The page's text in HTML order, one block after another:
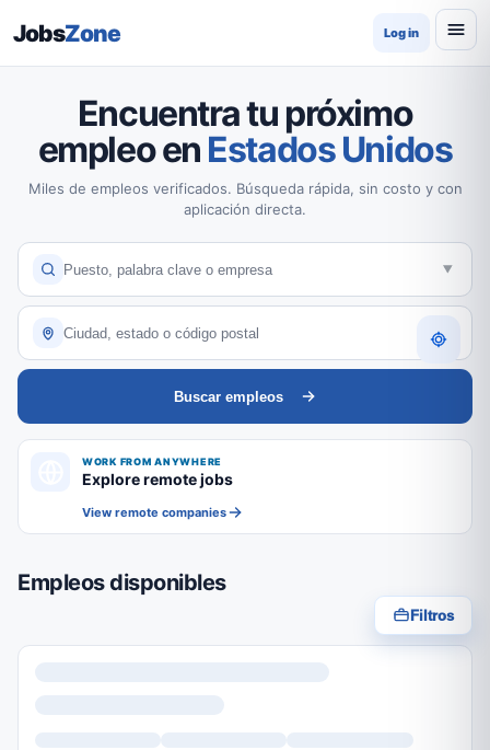
JobsZone Log in
Encuentra tu próximo
empleo en Estados Unidos
Miles de empleos verificados. Búsqueda rápida, sin costo y con
aplicación directa.
Buscar empleos
WORK FROM ANYWHERE
Explore remote jobs
View remote companies
Empleos disponibles
Filtros